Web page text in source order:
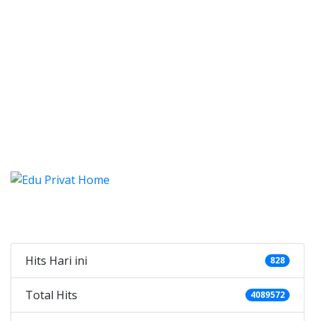
Hits Hari ini 828
Total Hits 4089572